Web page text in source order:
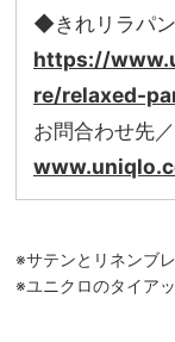
◆きれリラパ
https://
re/relaxed-
お問合わせ先
※サテンとリネンブ
※ユニクロのタイア